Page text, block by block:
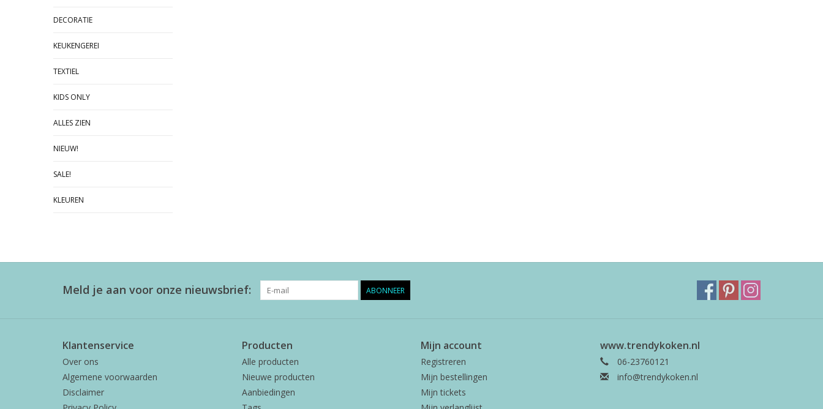
DECORATIE
KEUKENGEREI
TEXTIEL
KIDS ONLY
ALLES ZIEN
NIEUW!
SALE!
KLEUREN
Meld je aan voor onze nieuwsbrief: ABONNEER
Klantenservice
Over ons
Algemene voorwaarden
Disclaimer
Producten
Alle producten
Nieuwe producten
Aanbiedingen
Mijn account
Registreren
Mijn bestellingen
Mijn tickets
www.trendykoken.nl
06-23760121
info@trendykoken.nl